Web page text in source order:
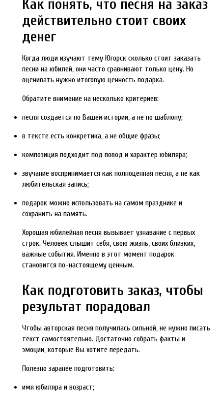
Как понять, что песня на заказ
действительно стоит своих
денег
Когда люди изучают тему Югорск сколько стоит заказать
песни на юбилей, они часто сравнивают только цену. Но
оценивать нужно итоговую ценность подарка.
Обратите внимание на несколько критериев:
песня создается по Вашей истории, а не по шаблону;
в тексте есть конкретика, а не общие фразы;
композиция подходит под повод и характер юбиляра;
звучание воспринимается как полноценная песня, а не как
любительская запись;
подарок можно использовать на самом празднике и
сохранить на память.
Хорошая юбилейная песня вызывает узнавание с первых
строк. Человек слышит себя, свою жизнь, своих близких,
важные события. Именно в этот момент подарок
становится по-настоящему ценным.
Как подготовить заказ, чтобы
результат порадовал
Чтобы авторская песня получилась сильной, не нужно писать
текст самостоятельно. Достаточно собрать факты и
эмоции, которые Вы хотите передать.
Полезно заранее подготовить:
имя юбиляра и возраст;